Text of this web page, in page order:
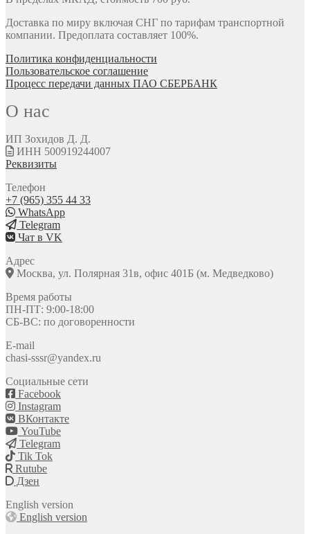
Доставка по миру включая СНГ по тарифам транспортной
компании. Предоплата составляет 100%.
Политика конфиденциальности
Пользовательское соглашение
Процесс передачи данных ПАО СБЕРБАНК
О нас
ИП Зохидов Д. Д.
ИНН 500919244007
Реквизиты
Телефон
+7 (965) 355 44 33
WhatsApp
Telegram
Чат в VK
Адрес
Москва, ул. Полярная 31в, офис 401Б (м. Медведково)
Время работы
ПН-ПТ: 9:00-18:00
СБ-ВС: по договоренности
E-mail
chasi-sssr@yandex.ru
Социальные сети
Facebook
Instagram
ВКонтакте
YouTube
Telegram
Tik Tok
Rutube
Дзен
English version
English version